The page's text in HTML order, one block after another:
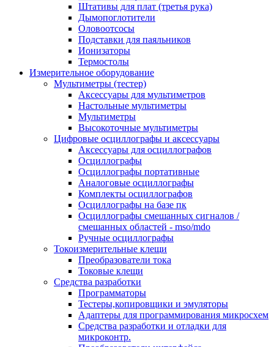
Штативы для плат (третья рука)
Дымопоглотители
Оловоотсосы
Подставки для паяльников
Ионизаторы
Термостолы
Измерительное оборудование
Мультиметры (тестер)
Аксессуары для мультиметров
Настольные мультиметры
Мультиметры
Высокоточные мультиметры
Цифровые осциллографы и аксессуары
Аксессуары для осциллографов
Осциллографы
Осциллографы портативные
Аналоговые осциллографы
Комплекты осциллографов
Осциллографы на базе пк
Осциллографы смешанных сигналов /
смешанных областей - mso/mdo
Ручные осциллографы
Токоизмерительные клещи
Преобразователи тока
Токовые клещи
Средства разработки
Программаторы
Тестеры,копировщики и эмуляторы
Адаптеры для программирования микросхем
Cредства разработки и отладки для
микроконтр.